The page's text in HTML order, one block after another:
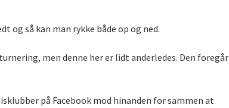
og så kan man rykke både op og ned.
men denne her er lidt anderledes. Den foregår
på Facebook mod hinanden for sammen at